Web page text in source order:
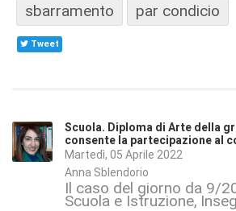
sbarramento
par condicio
Tweet
Scuola. Diploma di Arte della
consente la partecipazione al
Martedì, 05 Aprile 2022
Anna Sblendorio
Il caso del giorno da 9/
Scuola e Istruzione